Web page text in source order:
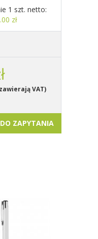
1 szt. netto:
zł
VAT)
ZAPYTANIA